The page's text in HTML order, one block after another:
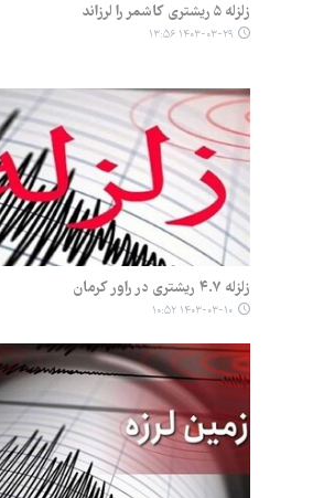
زلزله ۵ ریشتری کاشمر را لرزاند
۱۴۰۳-۰۳-۲۹ ۱۳:۵۶
زلزله ۴.۷ ریشتری در راور کرمان
۱۴۰۳-۰۳-۱۰ ۱۰:۵۲